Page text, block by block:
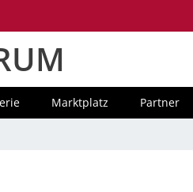
Marktplatz Partner